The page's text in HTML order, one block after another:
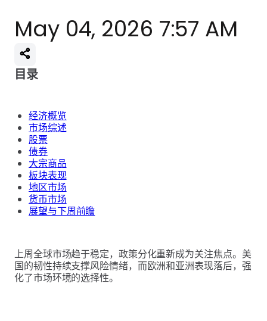
May 04, 2026 7:57 AM
目录
经济概览
市场综述
股票
债券
大宗商品
板块表现
地区市场
货币市场
展望与下周前瞻
上周全球市场趋于稳定，政策分化重新成为关注焦点。美
国的韧性持续支撑风险情绪，而欧洲和亚洲表现落后，强
化了市场环境的选择性。